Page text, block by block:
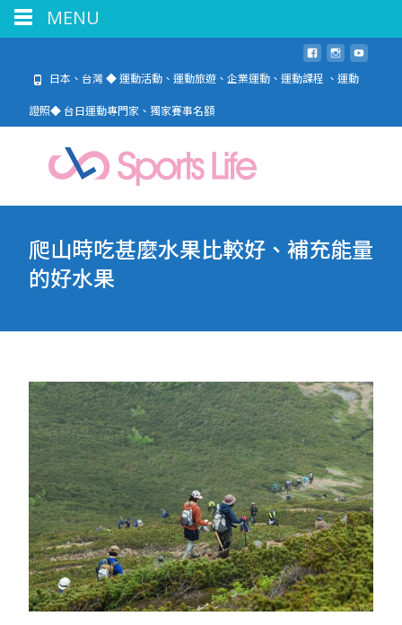
日本、台灣 ◆ 運動活動、運動旅遊、企業運動、運動課程 、運動
證照◆ 台日運動專門家、獨家賽事名額
爬山時吃甚麼水果比較好、補充能量
的好水果
MENU